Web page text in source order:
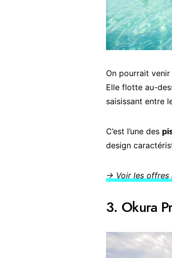
On pourrait
Elle flotte au-
saisissant entre
C’est l’une des
design
→ Voir les offres
3. Okura